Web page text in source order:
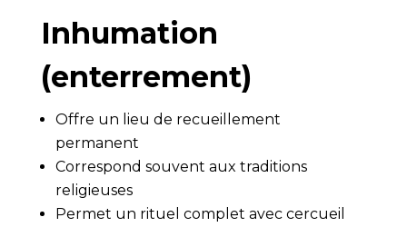
Inhumation
(enterrement)
Offre un lieu de recueillement
permanent
Correspond souvent aux traditions
religieuses
Permet un rituel complet avec cercueil